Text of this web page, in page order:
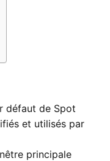
défaut de Spot
et utilisés par
principale